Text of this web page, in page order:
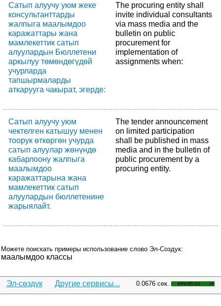
Сатып алуучу уюм жеке
консультанттарды
жалпыга маалымдоо
каражаттары жана
мамлекеттик сатып
алуулардын Бюллетени
аркылуу төмөндөгүдөй
учурларда
тапшырмаларды
аткарууга чакырат, эгерде:
The procuring entity shall
invite individual consultants
via mass media and the
bulletin on public
procurement for
implementation of
assignments when:
Сатып алуучу уюм
чектелген катышуу менен
тоорук өткөргөн учурда
сатып алуулар жөнүндө
кабарлоону жалпыга
маалымдоо
каражаттарына жана
мамлекеттик сатып
алуулардын бюллетенине
жарыялайт.
The tender announcement
on limited participation
shall be published in mass
media and in the bulletin of
public procurement by a
procuring entity.
Можете поискать примеры использование слово Эл-Создук:
маалымдоо классы
Эл-сөздүк Другие сервисы... 0.0676 сек.